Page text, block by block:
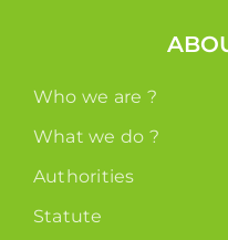
Who we are ?
What we do ?
Authorities
Statute